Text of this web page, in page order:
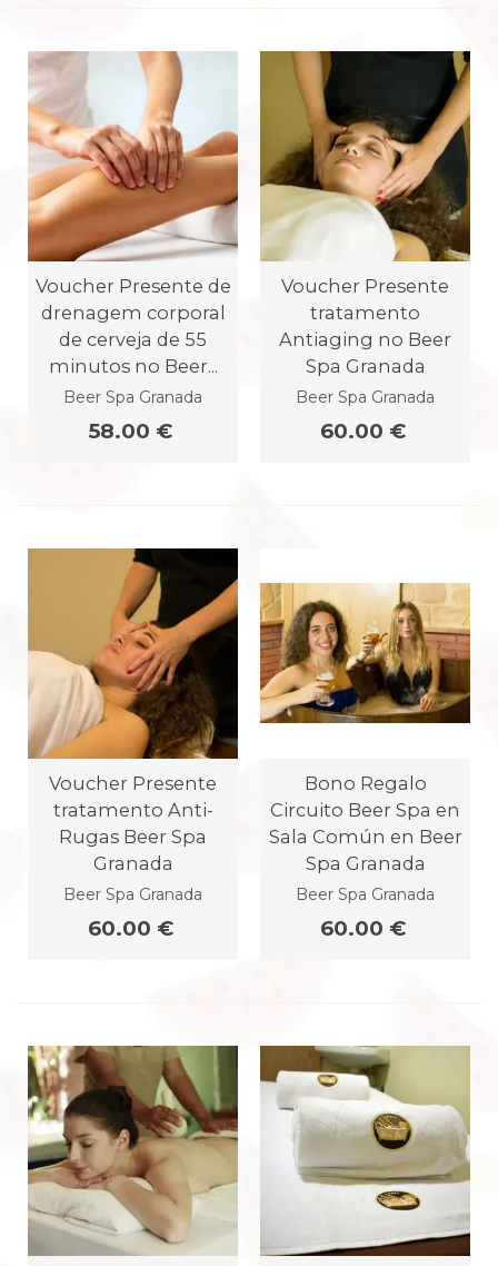
Voucher Presente de
drenagem corporal
de cerveja de 55
minutos no Beer...
Beer Spa Granada
58.00 €
Voucher Presente
tratamento
Antiaging no Beer
Spa Granada
Beer Spa Granada
60.00 €
Voucher Presente
tratamento Anti-
Rugas Beer Spa
Granada
Beer Spa Granada
60.00 €
Bono Regalo
Circuito Beer Spa en
Sala Común en Beer
Spa Granada
Beer Spa Granada
60.00 €